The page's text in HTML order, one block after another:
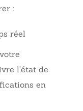
:
réel
l’état de
en